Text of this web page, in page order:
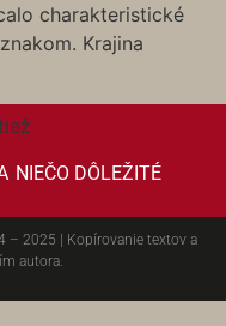
charakteristické
Krajina
| NIEČO DÔLEŽITÉ
– 2025 | Kopírovanie textov a
autora.